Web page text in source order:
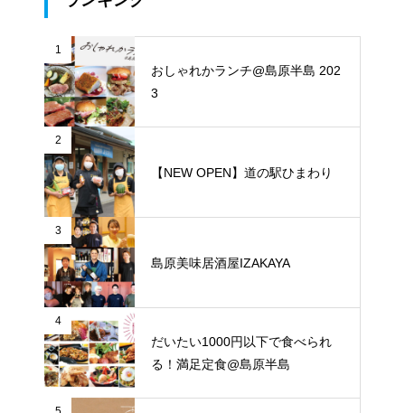
1
おしゃれかランチ@島原半島 202
3
2
【NEW OPEN】道の駅ひまわり
3
島原美味居酒屋IZAKAYA
4
だいたい1000円以下で食べられ
る！満足定食@島原半島